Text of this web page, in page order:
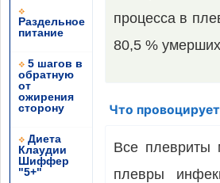
Раздельное
питание
5 шагов в
обратную
от
ожирения
сторону
Диета
Клаудии
Шиффер
"5+"
процесса в
80,5 %
Что
Все плевриты
плевры